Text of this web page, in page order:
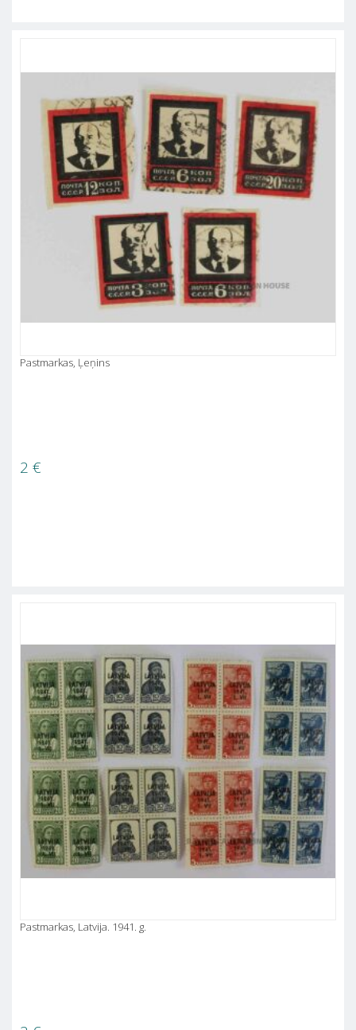
Pastmarkas, Ļeņins
2 €
Pastmarkas, Latvija. 1941. g.